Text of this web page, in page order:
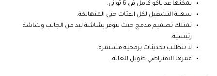
يمكنها عد باكو كامل في 6 ثواني.
سهلة التشغيل لكل الفئات حتى المتهالكة.
تمتلك تصميم مدمج حيث تتوفر بشاشة ليد من الجانب وشاشة
رئيسية.
لا تتطلب تحديثات برمجية مستمرة.
عمرها الافتراضي طويل للغاية.